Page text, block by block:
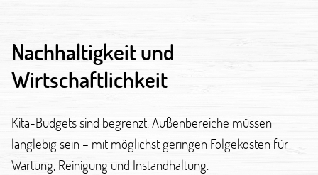
Nachhaltigkeit und
Wirtschaftlichkeit
Kita-Budgets sind begrenzt. Außenbereiche müssen
langlebig sein – mit möglichst geringen Folgekosten für
Wartung, Reinigung und Instandhaltung.